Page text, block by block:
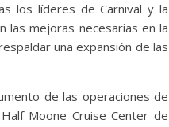
los líderes de Carnival y la
las mejoras necesarias en la
una expansión de las
de las operaciones de
Moone Cruise Center de